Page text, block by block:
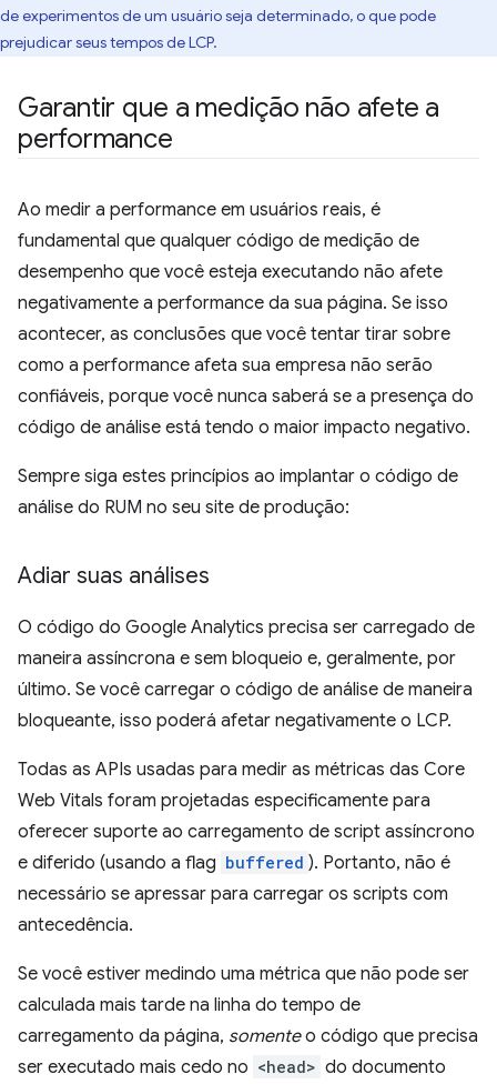
de experimentos de um usuário seja determinado, o que pode
prejudicar seus tempos de LCP.
Garantir que a medição não afete a
performance
Ao medir a performance em usuários reais, é
fundamental que qualquer código de medição de
desempenho que você esteja executando não afete
negativamente a performance da sua página. Se isso
acontecer, as conclusões que você tentar tirar sobre
como a performance afeta sua empresa não serão
confiáveis, porque você nunca saberá se a presença do
código de análise está tendo o maior impacto negativo.
Sempre siga estes princípios ao implantar o código de
análise do RUM no seu site de produção:
Adiar suas análises
O código do Google Analytics precisa ser carregado de
maneira assíncrona e sem bloqueio e, geralmente, por
último. Se você carregar o código de análise de maneira
bloqueante, isso poderá afetar negativamente o LCP.
Todas as APIs usadas para medir as métricas das Core
Web Vitals foram projetadas especificamente para
oferecer suporte ao carregamento de script assíncrono
e diferido (usando a flag buffered ). Portanto, não é
necessário se apressar para carregar os scripts com
antecedência.
Se você estiver medindo uma métrica que não pode ser
calculada mais tarde na linha do tempo de
carregamento da página, somenteo código que precisa
ser executado mais cedo no <head> do documento